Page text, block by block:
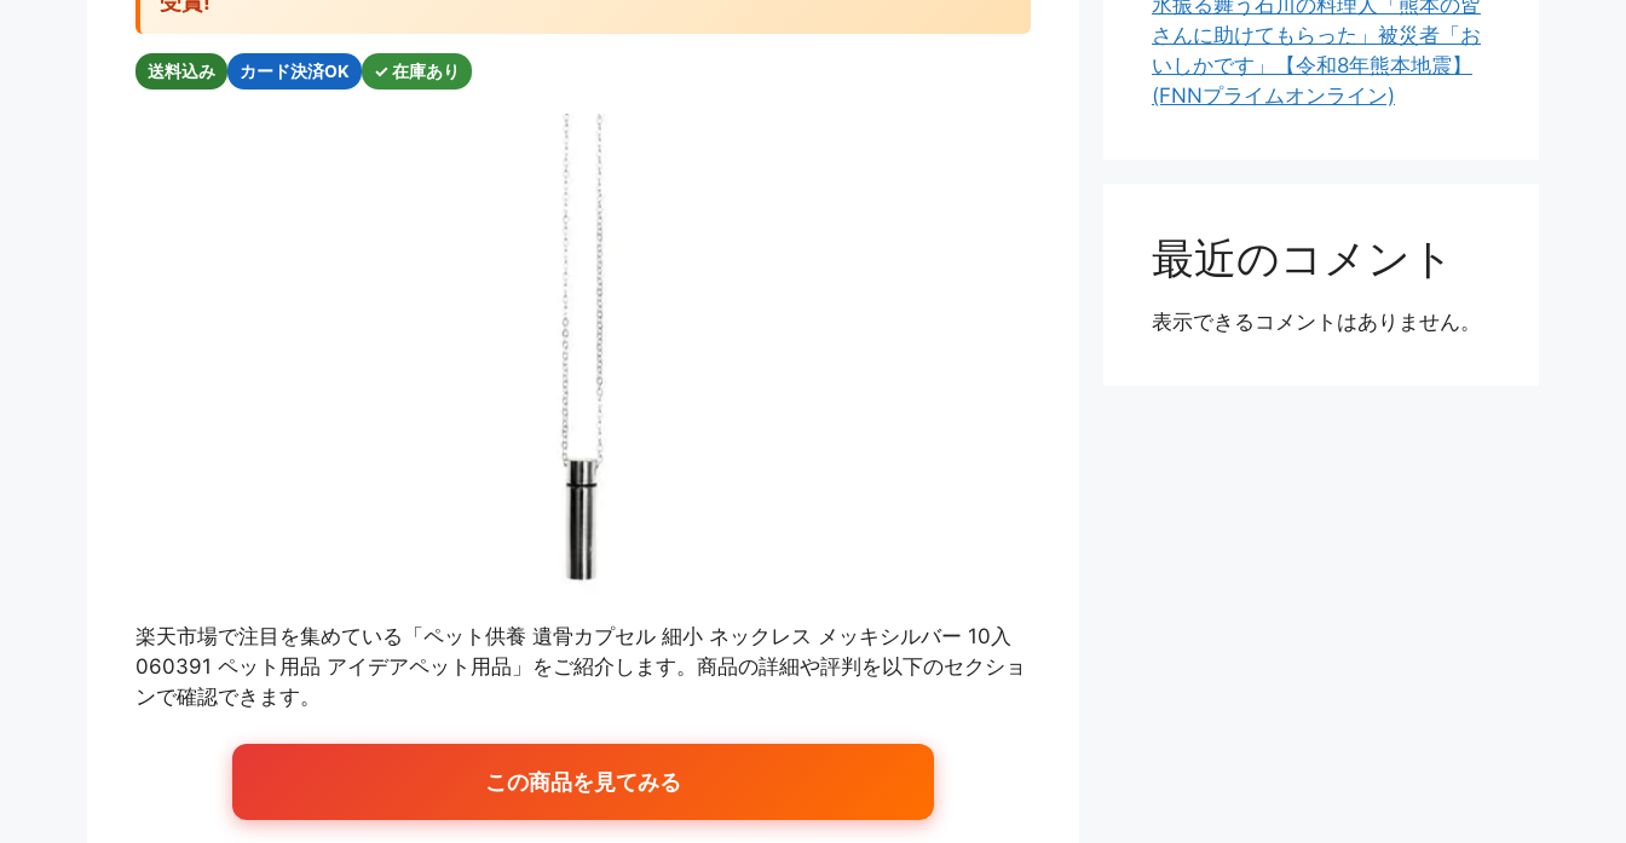
送料込み カード決済OK ✓ 在庫あり
楽天市場で注目を集めている「ペット供養 遺骨カプセル 細小 ネックレス メッキシルバー 10入
060391 ペット用品 アイデアペット用品」をご紹介します。商品の詳細や評判を以下のセクショ
ンで確認できます。
この商品を見てみる
氷振る舞う石川の料理人「熊本の皆
さんに助けてもらった」被災者「お
いしかです」【令和8年熊本地震】
(FNNプライムオンライン)
最近のコメント
表示できるコメントはありません。